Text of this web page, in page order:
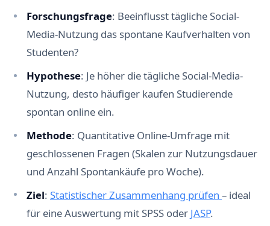
Forschungsfrage: Beeinflusst tägliche Social-
Media-Nutzung das spontane Kaufverhalten von
Studenten?
Hypothese: Je höher die tägliche Social-Media-
Nutzung, desto häufiger kaufen Studierende
spontan online ein.
Methode: Quantitative Online-Umfrage mit
geschlossenen Fragen (Skalen zur Nutzungsdauer
und Anzahl Spontankäufe pro Woche).
Ziel: Statistischer Zusammenhang prüfen – ideal
für eine Auswertung mit SPSS oder JASP.